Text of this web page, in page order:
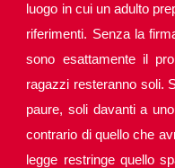
luogo in cui un adulto
riferimenti. Senza la
sono esattamente il
ragazzi resteranno soli.
paure, soli davanti a
contrario di quello che
legge restringe quello